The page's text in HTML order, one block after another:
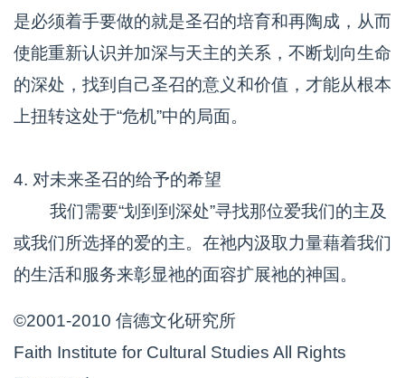
是必须着手要做的就是圣召的培育和再陶成，从而
使能重新认识并加深与天主的关系，不断划向生命
的深处，找到自己圣召的意义和价值，才能从根本
上扭转这处于“危机”中的局面。
4. 对未来圣召的给予的希望
我们需要“划到到深处”寻找那位爱我们的主及
或我们所选择的爱的主。在祂内汲取力量藉着我们
的生活和服务来彰显祂的面容扩展祂的神国。
©2001-2010 信德文化研究所
Faith Institute for Cultural Studies All Rights